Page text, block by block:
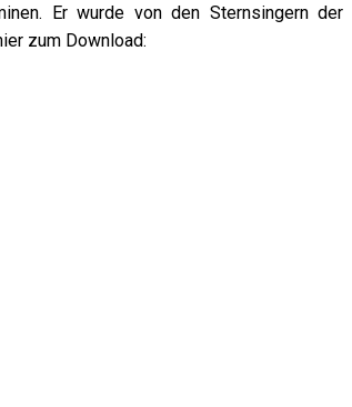
Er wurde von den Sternsingern der
zum Download: